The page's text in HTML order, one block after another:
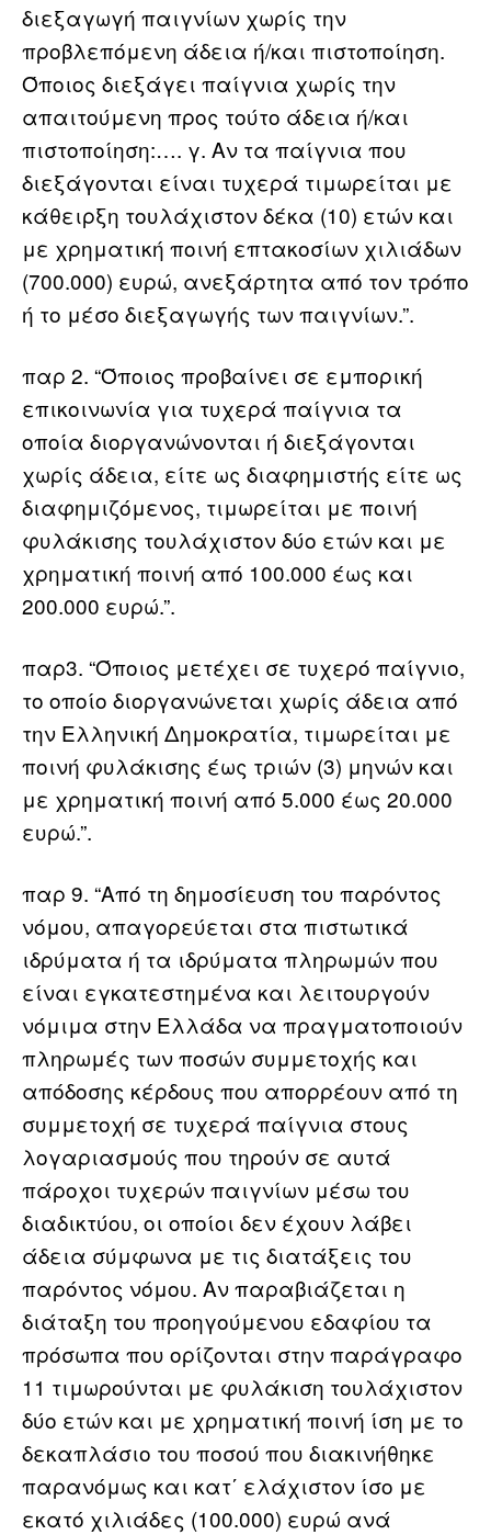
διεξαγωγή παιγνίων χωρίς την
προβλεπόμενη άδεια ή/και πιστοποίηση.
Όποιος διεξάγει παίγνια χωρίς την
απαιτούμενη προς τούτο άδεια ή/και
πιστοποίηση:…. γ. Αν τα παίγνια που
διεξάγονται είναι τυχερά τιμωρείται με
κάθειρξη τουλάχιστον δέκα (10) ετών και
με χρηματική ποινή επτακοσίων χιλιάδων
(700.000) ευρώ, ανεξάρτητα από τον τρόπο
ή το μέσο διεξαγωγής των παιγνίων.”.
παρ 2. “Όποιος προβαίνει σε εμπορική
επικοινωνία για τυχερά παίγνια τα
οποία διοργανώνονται ή διεξάγονται
χωρίς άδεια, είτε ως διαφημιστής είτε ως
διαφημιζόμενος, τιμωρείται με ποινή
φυλάκισης τουλάχιστον δύο ετών και με
χρηματική ποινή από 100.000 έως και
200.000 ευρώ.”.
παρ3. “Όποιος μετέχει σε τυχερό παίγνιο,
το οποίο διοργανώνεται χωρίς άδεια από
την Ελληνική Δημοκρατία, τιμωρείται με
ποινή φυλάκισης έως τριών (3) μηνών και
με χρηματική ποινή από 5.000 έως 20.000
ευρώ.”.
παρ 9. “Από τη δημοσίευση του παρόντος
νόμου, απαγορεύεται στα πιστωτικά
ιδρύματα ή τα ιδρύματα πληρωμών που
είναι εγκατεστημένα και λειτουργούν
νόμιμα στην Ελλάδα να πραγματοποιούν
πληρωμές των ποσών συμμετοχής και
απόδοσης κέρδους που απορρέουν από τη
συμμετοχή σε τυχερά παίγνια στους
λογαριασμούς που τηρούν σε αυτά
πάροχοι τυχερών παιγνίων μέσω του
διαδικτύου, οι οποίοι δεν έχουν λάβει
άδεια σύμφωνα με τις διατάξεις του
παρόντος νόμου. Αν παραβιάζεται η
διάταξη του προηγούμενου εδαφίου τα
πρόσωπα που ορίζονται στην παράγραφο
11 τιμωρούνται με φυλάκιση τουλάχιστον
δύο ετών και με χρηματική ποινή ίση με το
δεκαπλάσιο του ποσού που διακινήθηκε
παρανόμως και κατ΄ ελάχιστον ίσο με
εκατό χιλιάδες (100.000) ευρώ ανά